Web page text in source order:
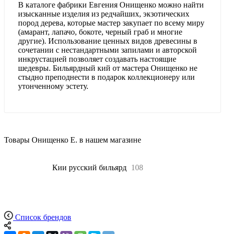
В каталоге фабрики Евгения Онищенко можно найти
изысканные изделия из редчайших, экзотических
пород дерева, которые мастер закупает по всему миру
(амарант, лапачо, бокоте, черный граб и многие
другие). Использование ценных видов древесины в
сочетании с нестандартными запилами и авторской
инкрустацией позволяет создавать настоящие
шедевры. Бильярдный кий от мастера Онищенко не
стыдно преподнести в подарок коллекционеру или
утонченному эстету.
Товары Онищенко Е. в нашем магазине
Кии русский бильярд 108
Список брендов